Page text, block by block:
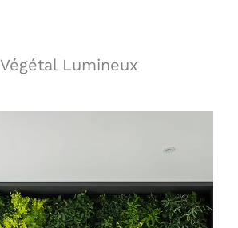
Lumineux